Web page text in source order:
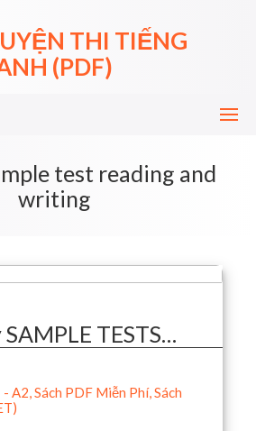
THI TIẾNG
(PDF)
test reading and
writing
TESTS…
- A2,Sách PDF Miễn Phí,Sách